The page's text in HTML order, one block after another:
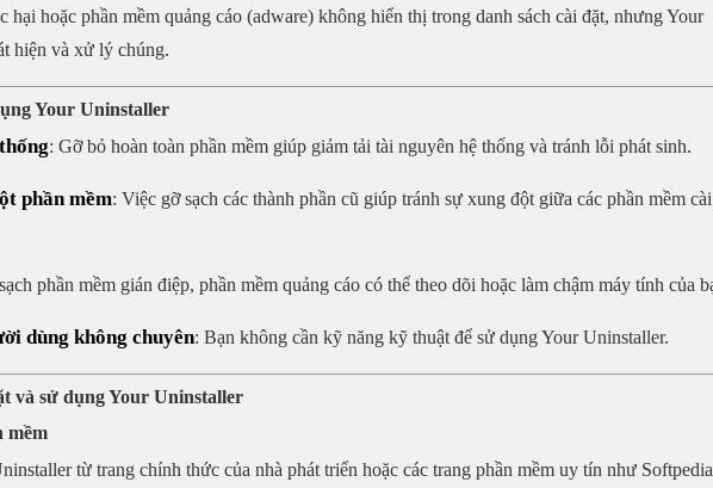
hại hoặc phần mềm quảng cáo (adware) không hiển thị trong danh sách cài đặt, nhưng Your
hiện và xử lý chúng.
Your Uninstaller
: Gỡ bỏ hoàn toàn phần mềm giúp giảm tải tài nguyên hệ thống và tránh lỗi phát sinh.
phần mềm: Việc gỡ sạch các thành phần cũ giúp tránh sự xung đột giữa các phần mềm cài
phần mềm gián điệp, phần mềm quảng cáo có thể theo dõi hoặc làm chậm máy tính của
dùng không chuyên: Bạn không cần kỹ năng kỹ thuật để sử dụng Your Uninstaller.
và sử dụng Your Uninstaller
mềm
từ trang chính thức của nhà phát triển hoặc các trang phần mềm uy tín như